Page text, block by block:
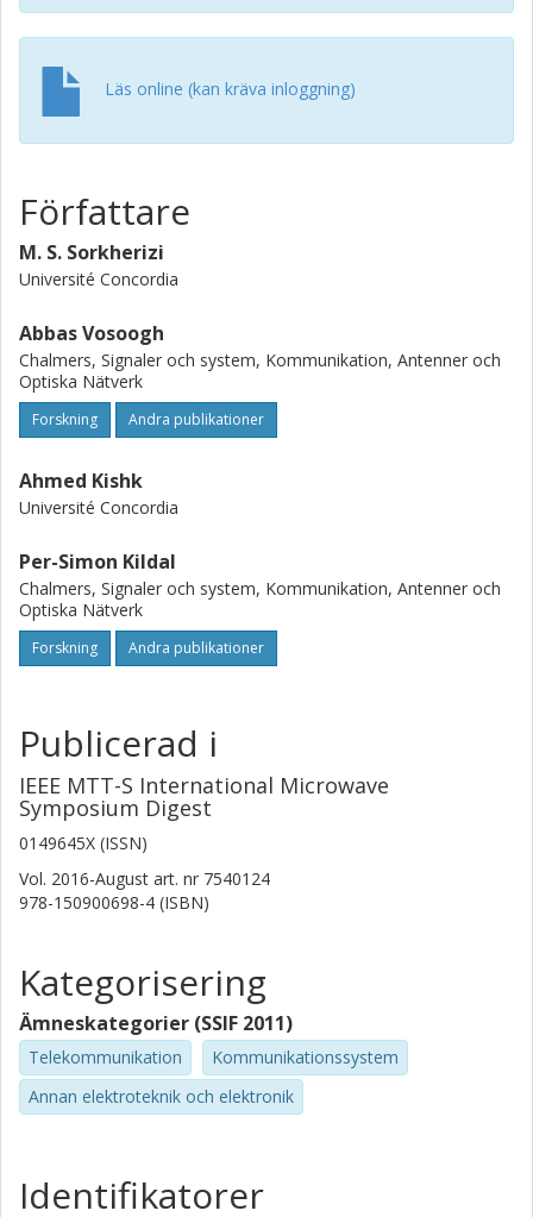
Läs online (kan kräva inloggning)
Författare
M. S. Sorkherizi
Université Concordia
Abbas Vosoogh
Chalmers, Signaler och system, Kommunikation, Antenner och
Optiska Nätverk
Forskning Andra publikationer
Ahmed Kishk
Université Concordia
Per-Simon Kildal
Chalmers, Signaler och system, Kommunikation, Antenner och
Optiska Nätverk
Forskning Andra publikationer
Publicerad i
IEEE MTT-S International Microwave
Symposium Digest
0149645X (ISSN)
Vol. 2016-August art. nr 7540124
978-150900698-4 (ISBN)
Kategorisering
Ämneskategorier (SSIF 2011)
Telekommunikation
Kommunikationssystem
Annan elektroteknik och elektronik
Identifikatorer